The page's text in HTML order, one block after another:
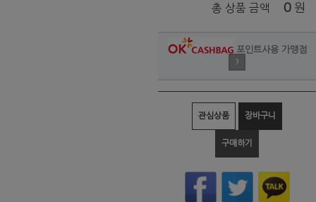
총 상품 금액 0 원
포인트사용 가맹점
?
관심상품 장바구니
구매하기